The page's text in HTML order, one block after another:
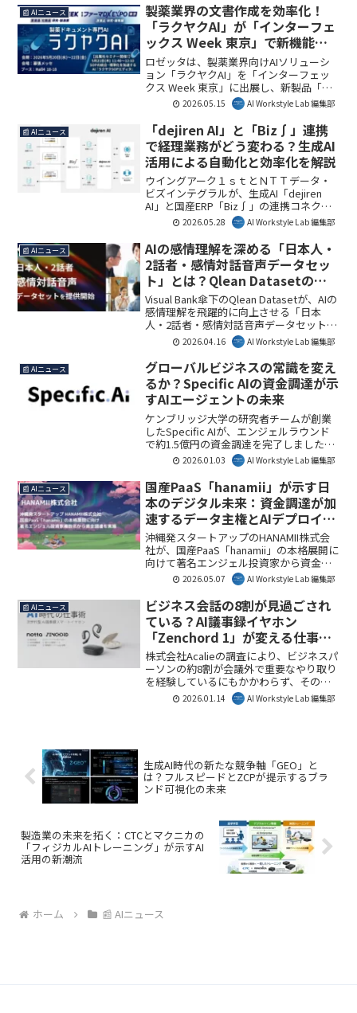
📰 AIニュース
製薬業界の文書作成を効率化！
「ラクヤクAI」が「インターフェ
ックス Week 東京」で新機能を
多数公開
ロゼッタは、製薬業界向けAIソリューシ
ョン「ラクヤクAI」を「インターフェッ
クス Week 東京」に出展し、新製品「ラ
クヤクSOPエディタ」などを発表しま
す。これにより、煩雑な製薬文書作成業
務が大幅に効率化され、医薬品の市場投
入スピード向上が期待されます。AI
Workstyle Lab編集部としては、製薬業界
のDX推進を加速させる重要な動きとして
注目しています。
2026.05.15 AI Workstyle Lab 編集部
📰 AIニュース
「dejiren AI」と「Biz∫」連携
で経理業務がどう変わる？生成AI
活用による自動化と効率化を解説
ウイングアーク１ｓｔとＮＴＴデータ・
ビズインテグラルが、生成AI「dejiren
AI」と国産ERP「Biz∫」の連携コネクタ
を2026年6月より提供開始。経理業務にお
ける伝票登録の自動化・効率化と品質平
準化を実現し、専門知識を要する作業負
担を軽減します。
2026.05.28 AI Workstyle Lab 編集部
📰 AIニュース
AIの感情理解を深める「日本人・
2話者・感情対話音声データセッ
ト」とは？Qlean Datasetの最
新発表を解説
Visual Bank傘下のQlean Datasetが、AIの
感情理解を飛躍的に向上させる「日本
人・2話者・感情対話音声データセット」
の提供を開始しました。このデータセッ
トは、音声認識やLLM、マルチモーダルAI
開発に不可欠な高品質な感情データを供
給し、より人間らしいAIの実現を後押し
します。
2026.04.16 AI Workstyle Lab 編集部
📰 AIニュース
グローバルビジネスの常識を変え
るか？Specific AIの資金調達が示
すAIエージェントの未来
ケンブリッジ大学の研究者チームが創業
したSpecific AIが、エンジェルラウンド
で約1.5億円の資金調達を完了しました。
海外展開に特化したAIエージェントは、
多言語・多文化環境での情報収集やリス
ク管理、入札業務を自動化し、すでにフ
ォーチュン500企業での先行導入が進んで
います。本資金は研究開発とグローバル
マーケティング体制の強化に充てられ、
2026年の正式ローンチに向けて日本と米
国市場での開拓を本格化します。
2026.01.03 AI Workstyle Lab 編集部
📰 AIニュース
国産PaaS「hanamii」が示す日
本のデジタル未来：資金調達が加
速するデータ主権とAIデプロイの
民主化
沖縄発スタートアップのHANAMII株式会
社が、国産PaaS「hanamii」の本格展開に
向けて著名エンジェル投資家から資金調
達を実施しました。これは、日本のデジ
タル赤字問題や生成AI時代の「デプロイ
のラストワンマイル」という課題解決に
貢献する重要な一歩です。非エンジニア
でもアプリケーションを迅速に公開でき
る環境の提供は、ビジネスや開発現場の
生産性向上に直結します。AI Workstyle
Lab編集部としては、国産クラウド基盤の
重要性と、AI開発を加速させるデプロイ
環境の提供に大きな期待を寄せていま
2026.05.07 AI Workstyle Lab 編集部
📰 AIニュース
ビジネス会話の8割が見過ごされ
ている？AI議事録イヤホン
「Zenchord 1」が変える仕事の
記録と効率化
株式会社Acalieの調査により、ビジネスパ
ーソンの約8割が会議外で重要なやり取り
を経験しているにもかかわらず、その多
くが記録されず、業務トラブルやストレ
スの原因となっていることが判明しまし
では、調査結果とZenchord 1が提供する
解決策について解説し、AIがもたらす業
務効率化の可能性を探ります。
2026.01.14 AI Workstyle Lab 編集部
生成AI時代の新たな競争軸「GEO」と
は？フルスピードとZCPが提示するブラ
ンド可視化の未来
製造業の未来を拓く：CTCとマクニカの
「フィジカルAIトレーニング」が示すAI
活用の新潮流
ホーム 📰 AIニュース